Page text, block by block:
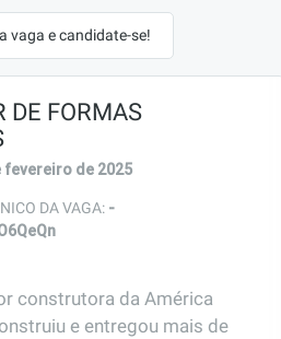
vaga e candidate-se!
DE FORMAS
fevereiro de 2025
DA VAGA: -
construtora da América
e entregou mais de